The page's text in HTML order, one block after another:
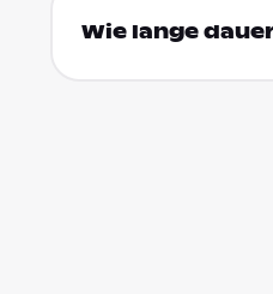
Wie lange